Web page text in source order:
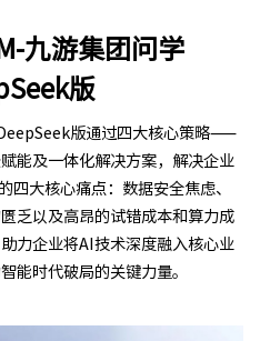
版
版通过四大核心策略——
能及一体化解决方案，解决企业
四大核心痛点：数据安全焦虑、
乏以及高昂的试错成本和算力成
力企业将AI技术深度融入核心业
能时代破局的关键力量。